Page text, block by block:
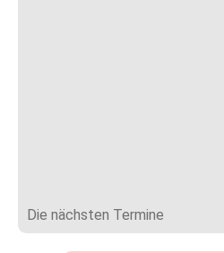
Die nächsten Termine